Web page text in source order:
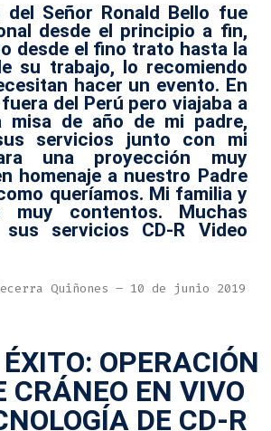
del Señor Ronald Bello fue
desde el principio a fin,
desde el fino trato hasta la
su trabajo, lo recomiendo
hacer un evento. En
del Perú pero viajaba a
misa de año de mi padre,
servicios junto con mi
una proyección muy
homenaje a nuestro Padre
queríamos. Mi familia y
muy contentos. Muchas
servicios CD-R Video
Quiñones – 10 de junio 2019
OPERACIÓN
CRÁNEO EN VIVO
DE CD-R